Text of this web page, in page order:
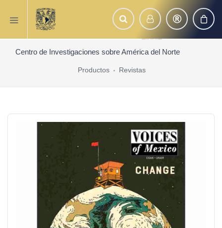
Centro de Investigaciones sobre América del Norte
Productos Revistas